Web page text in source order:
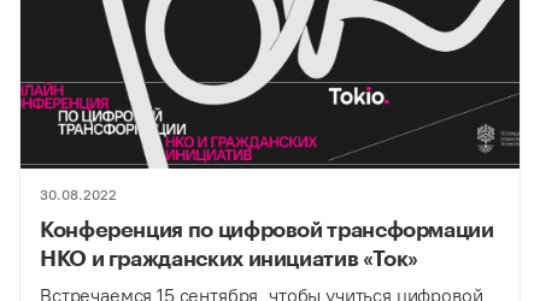
30.08.2022
Конференция по цифровой трансформации
НКО и гражданских инициатив «Ток»
Встречаемся 15 сентября, чтобы учиться цифровой